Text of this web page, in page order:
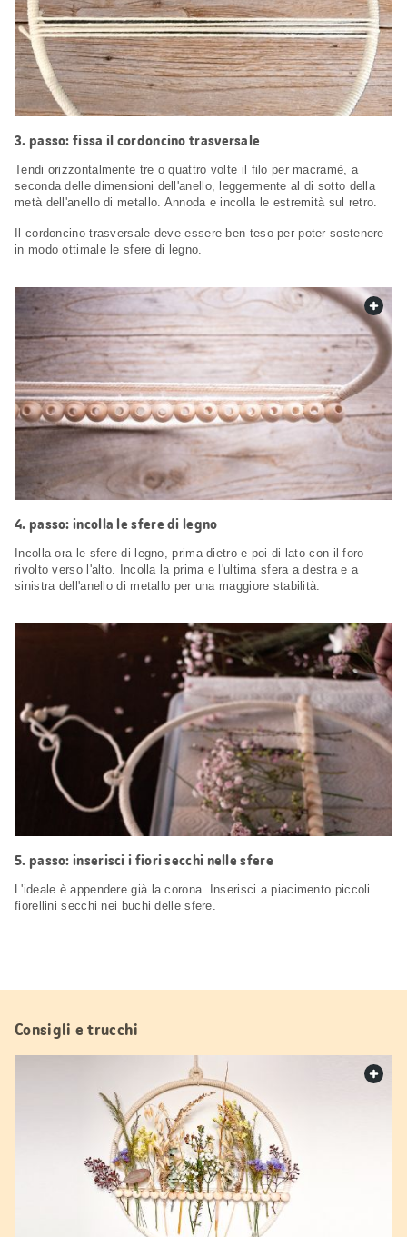
passo: fissa il cordoncino trasversale
Tendi orizzontalmente tre o quattro volte il filo per macramè, a
seconda delle dimensioni dell'anello, leggermente al di sotto della
metà dell'anello di metallo. Annoda e incolla le estremità sul retro.
Il cordoncino trasversale deve essere ben teso per poter sostenere
in modo ottimale le sfere di legno.
passo: incolla le sfere di legno
Incolla ora le sfere di legno, prima dietro e poi di lato con il foro
rivolto verso l'alto. Incolla la prima e l'ultima sfera a destra e a
sinistra dell'anello di metallo per una maggiore stabilità.
passo: inserisci i fiori secchi nelle sfere
L'ideale è appendere già la corona. Inserisci a piacimento piccoli
fiorellini secchi nei buchi delle sfere.
Consigli e trucchi